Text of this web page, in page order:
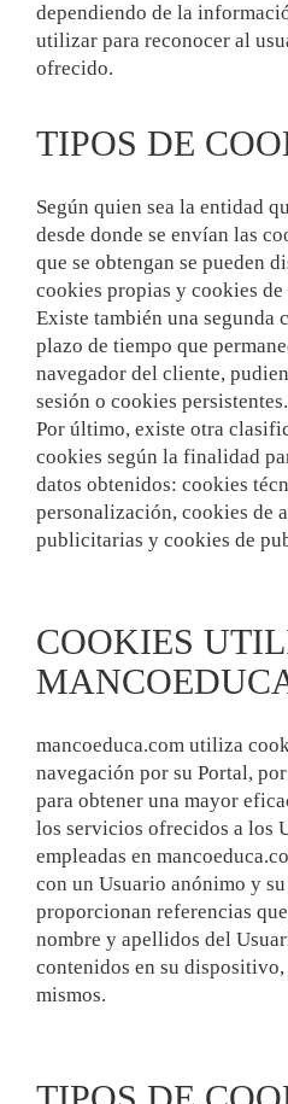
dependiendo de la
utilizar para reconocer al
ofrecido.
TIPOS DE
Según quien sea la entidad
desde donde se envían las
que se obtengan se pueden
cookies propias y cookies de
Existe también una segunda
plazo de tiempo que
navegador del cliente,
sesión o cookies persistentes.
Por último, existe otra
cookies según la finalidad
datos obtenidos: cookies
personalización, cookies de
publicitarias y cookies de
COOKIES
mancoeduca.com utiliza
navegación por su Portal,
para obtener una mayor
los servicios ofrecidos a los
empleadas en
con un Usuario anónimo y
proporcionan referencias
nombre y apellidos del
contenidos en su
mismos.